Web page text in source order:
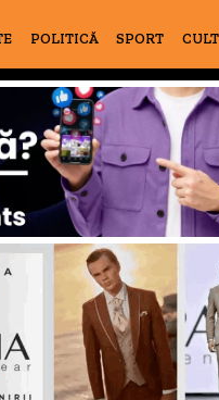
POLITICĂ SPORT